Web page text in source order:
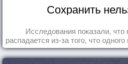
Сохранить
Исследования показали,
распадается из-за того, что
та роль, которая